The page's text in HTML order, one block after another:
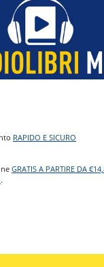
RAPIDO E SICURO
GRATIS A PARTIRE DA
.